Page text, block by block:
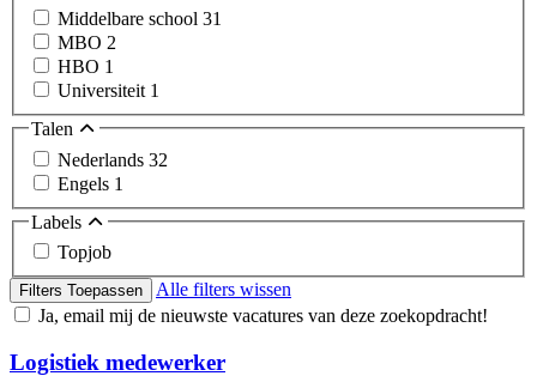
Middelbare school 31
MBO 2
HBO 1
Universiteit 1
Talen
Nederlands 32
Engels 1
Labels
Topjob
Filters Toepassen
Alle filters wissen
Ja, email mij de nieuwste vacatures van deze zoekopdracht!
Logistiek medewerker